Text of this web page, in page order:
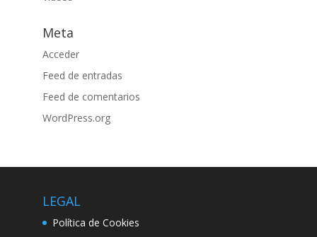
Meta
Acceder
Feed de entradas
Feed de comentarios
WordPress.org
LEGAL
Política de Cookies